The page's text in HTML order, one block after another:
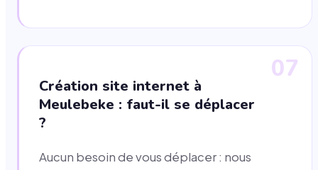
07
Création site internet à
Meulebeke : faut-il se déplacer
?
Aucun besoin de vous déplacer : nous